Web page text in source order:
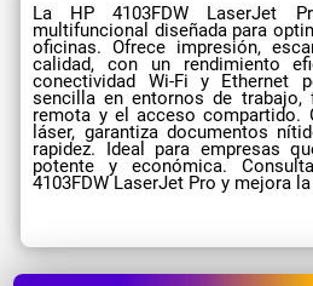
La HP 4103FDW LaserJet
multifuncional diseñada para
oficinas. Ofrece impresión,
calidad, con un rendimiento
conectividad Wi-Fi y Ethernet
sencilla en entornos de trabajo,
remota y el acceso compartido.
láser, garantiza documentos
rapidez. Ideal para empresas
potente y económica.
4103FDW LaserJet Pro y mejora